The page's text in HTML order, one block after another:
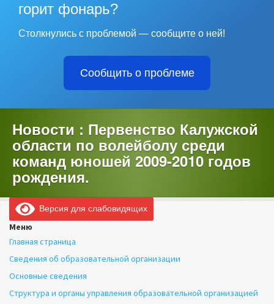
горит фонарь?
Столкнулись с проблемой — сообщите о ней!
Сообщить о проблеме
Новости : Первенство Калужской
области по волейболу среди
команд юношей 2009-2010 годов
рождения.
Версия для слабовидящих
Меню
Главная страница
Сведения об образовательной организации
Основные сведения
Структура и органы управления образовательной организацией